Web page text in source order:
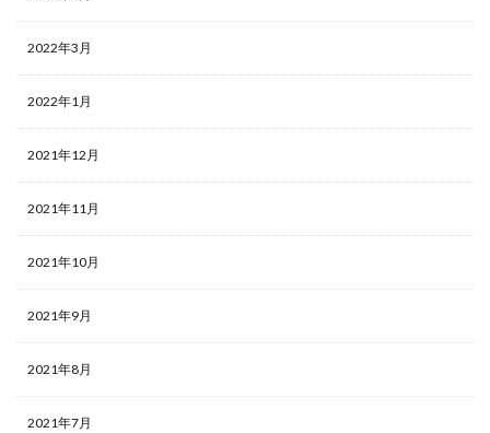
2022年3月
2022年1月
2021年12月
2021年11月
2021年10月
2021年9月
2021年8月
2021年7月